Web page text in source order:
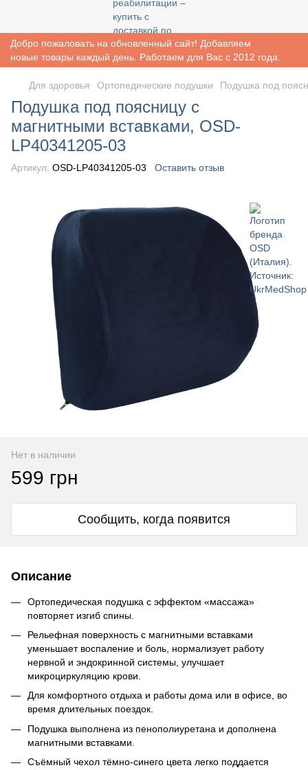
Добро пожаловать на обновленный сайт! Добавляем
новые товары каждый день. Работаем для Вас с 2012 года.
Для здоровья Ортопедические подушки Подушка под
Подушка под поясницу с
магнитными вставками, OSD-
LP40341205-03
Артикул: OSD-LP40341205-03 Оставить отзыв
Нет в наличии
599 грн
Сообщить, когда появится
Описание
Ортопедическая подушка с эффектом «массажа»
повторяет изгиб спины.
Рельефная поверхность с магнитными вставками
уменьшает воспаление и боль, нормализует работу
нервной и эндокринной системы, улучшает
микроциркуляцию крови.
Для комфортного отдыха и работы дома или в офисе, во
время длительных поездок.
Подушка выполнена из пенополиуретана и дополнена
магнитными вставками.
Съёмный чехол тёмно-синего цвета легко поддается